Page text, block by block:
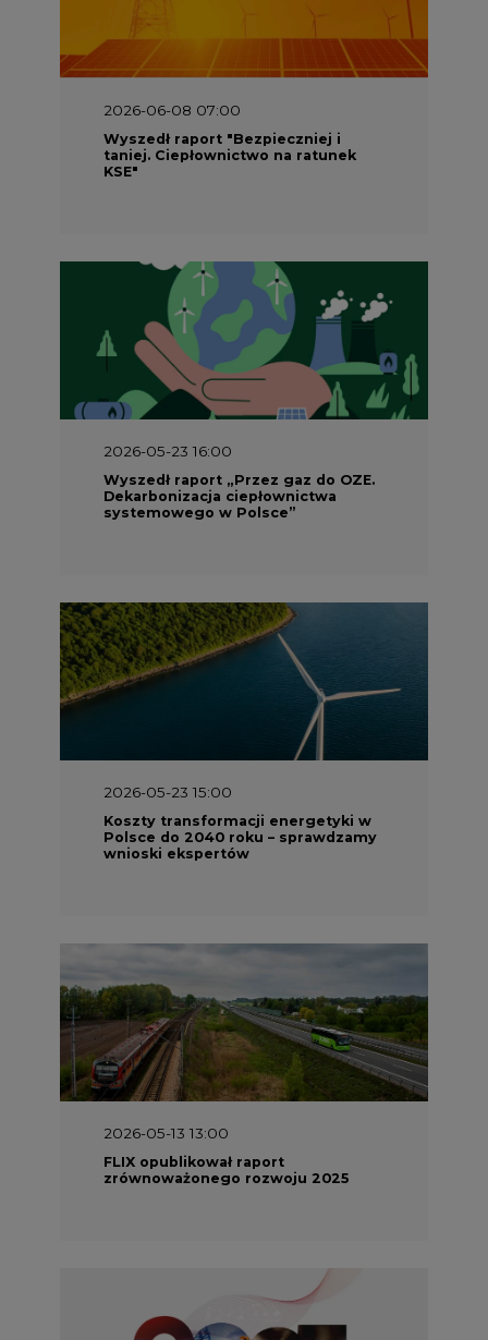
2026-06-08 07:00
Wyszedł raport "Bezpieczniej i
taniej. Ciepłownictwo na ratunek
KSE"
2026-05-23 16:00
Wyszedł raport „Przez gaz do OZE.
Dekarbonizacja ciepłownictwa
systemowego w Polsce”
2026-05-23 15:00
Koszty transformacji energetyki w
Polsce do 2040 roku – sprawdzamy
wnioski ekspertów
2026-05-13 13:00
FLIX opublikował raport
zrównoważonego rozwoju 2025